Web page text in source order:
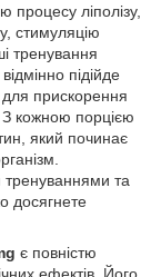
ліполізу,
стимуляцію
тренування
підійде
прискорення
З кожною порцією
який починає
та
досягнете
є повністю
ефектів. Його